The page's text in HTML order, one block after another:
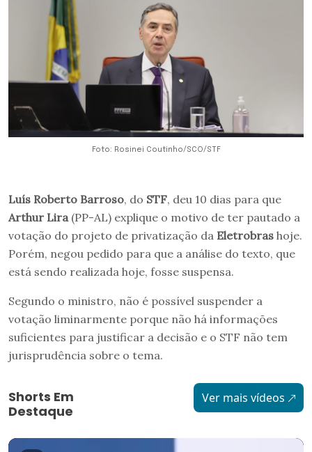
Foto: Rosinei Coutinho/SCO/STF
Luís Roberto Barroso, do STF, deu 10 dias para que
Arthur Lira(PP-AL) explique o motivo de ter pautado a
votação do projeto de privatização da Eletrobras hoje.
Porém, negou pedido para que a análise do texto, que
está sendo realizada hoje, fosse suspensa.
Segundo o ministro, não é possível suspender a
votação liminarmente porque não há informações
suficientes para justificar a decisão e o STF não tem
jurisprudência sobre o tema.
Shorts Em
Destaque
Ver mais vídeos